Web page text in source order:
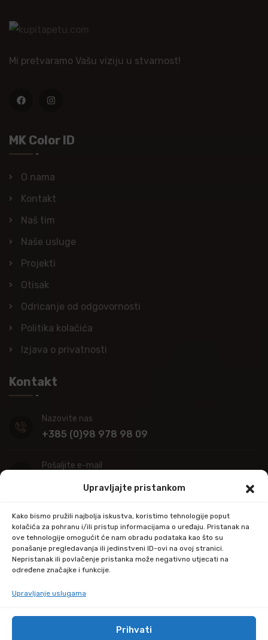
Upravljajte pristankom
Kako bismo pružili najbolja iskustva, koristimo tehnologije poput
kolačića za pohranu i/ili pristup informacijama o uređaju. Pristanak na
ove tehnologije omogućit će nam obradu podataka kao što su
ponašanje pregledavanja ili jedinstveni ID-ovi na ovoj stranici.
Nepristanak ili povlačenje pristanka može negativno utjecati na
određene značajke i funkcije.
Upravljanje uslugama
Prihvati
Mi pretvaramo Vašu viziju u stvarnost!
MK Color ID
O nama
Kontakt
Naš tim
Naše usluge
Projekti
Otisak
Odricanje od odgovornosti
Politika kolačića
Izjava o privatnosti
Kontakt
Nazovite nas
+385 (0)98 978 98 09
Pošaljite e-mail
Adresa
Industrijska ulica 39,
34000 Požega
© Copyright 2024 by kupitapetu.com